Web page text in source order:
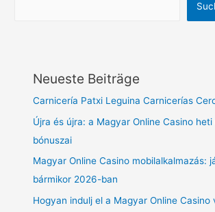
Neueste Beiträge
Carnicería Patxi Leguina Carnicerías
Újra és újra: a Magyar Online Casino
bónuszai
Magyar Online Casino mobilalkalmazás:
bármikor 2026-ban
Hogyan indulj el a Magyar Online Casino